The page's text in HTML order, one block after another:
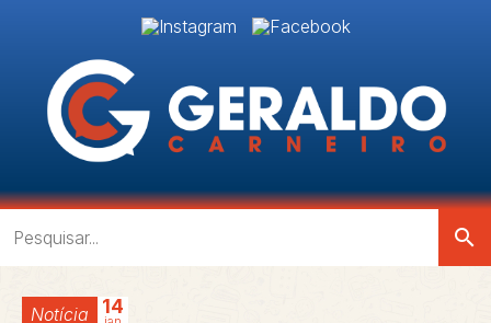
search
Notícia 14